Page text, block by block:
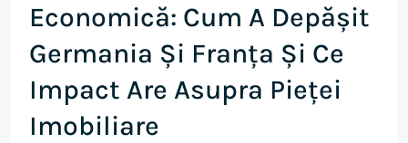
Economică: Cum A Depășit
Germania Și Franța Și Ce
Impact Are Asupra Pieței
Imobiliare